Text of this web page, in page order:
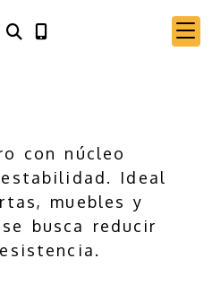
con núcleo
Ideal
muebles y
busca reducir